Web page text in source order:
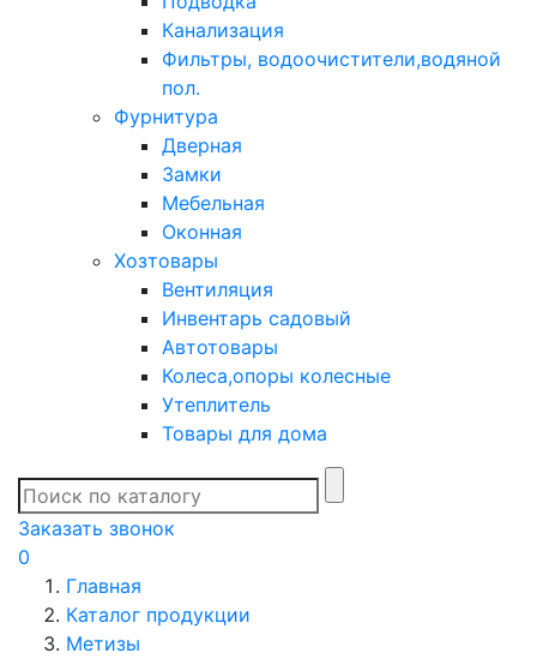
Канализация
Фильтры, водоочистители,водяной
пол.
Фурнитура
Дверная
Замки
Мебельная
Оконная
Хозтовары
Вентиляция
Инвентарь садовый
Автотовары
Колеса,опоры колесные
Утеплитель
Товары для дома
Заказать звонок
0
Главная
Каталог продукции
Метизы